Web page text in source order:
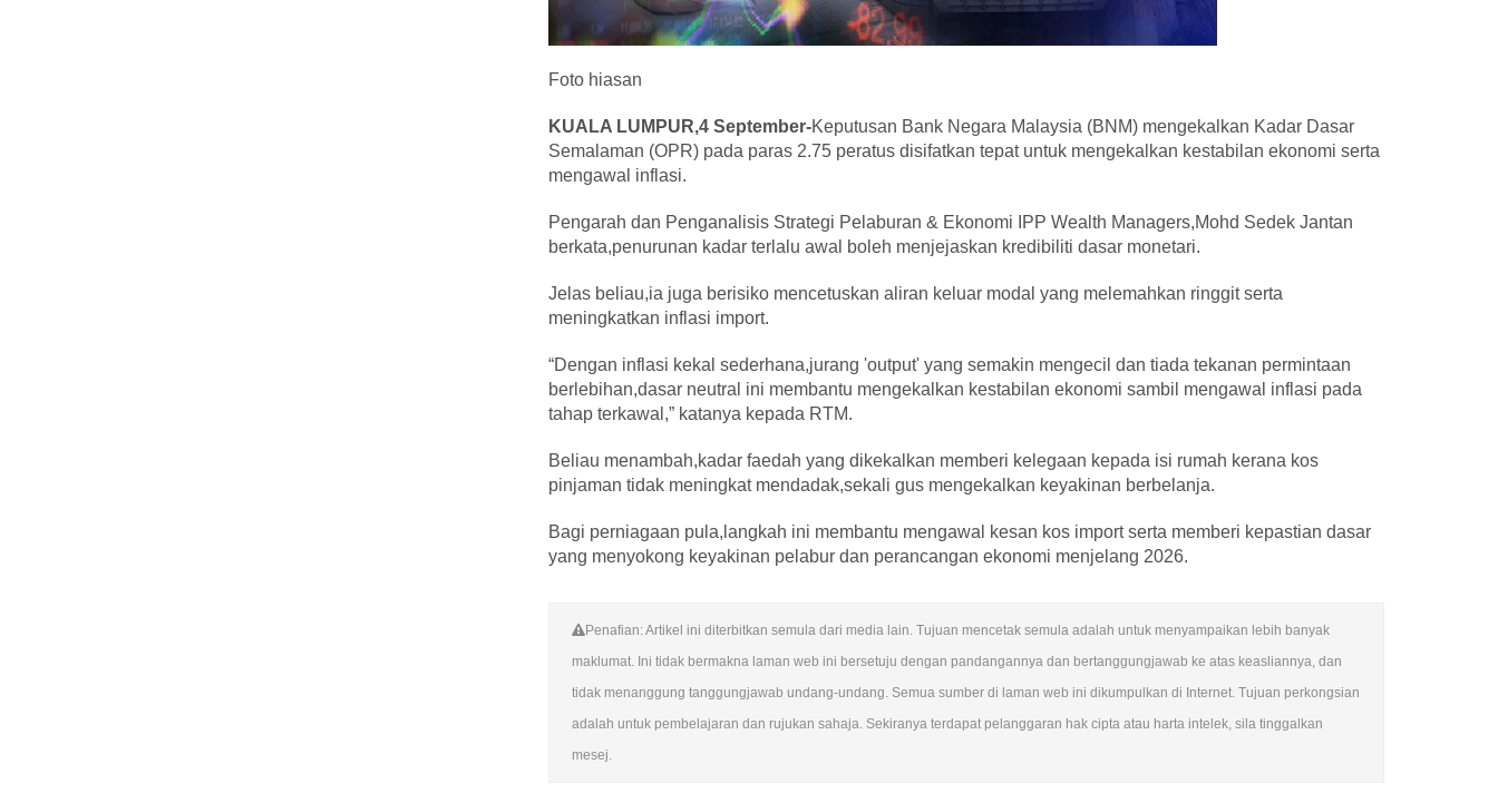
Foto hiasan
KUALA LUMPUR,4 September-Keputusan Bank Negara Malaysia (BNM) mengekalkan Kadar Dasar
Semalaman (OPR) pada paras 2.75 peratus disifatkan tepat untuk mengekalkan kestabilan ekonomi serta
mengawal inflasi.
Pengarah dan Penganalisis Strategi Pelaburan & Ekonomi IPP Wealth Managers,Mohd Sedek Jantan
berkata,penurunan kadar terlalu awal boleh menjejaskan kredibiliti dasar monetari.
Jelas beliau,ia juga berisiko mencetuskan aliran keluar modal yang melemahkan ringgit serta
meningkatkan inflasi import.
“Dengan inflasi kekal sederhana,jurang 'output' yang semakin mengecil dan tiada tekanan permintaan
berlebihan,dasar neutral ini membantu mengekalkan kestabilan ekonomi sambil mengawal inflasi pada
tahap terkawal,” katanya kepada RTM.
Beliau menambah,kadar faedah yang dikekalkan memberi kelegaan kepada isi rumah kerana kos
pinjaman tidak meningkat mendadak,sekali gus mengekalkan keyakinan berbelanja.
Bagi perniagaan pula,langkah ini membantu mengawal kesan kos import serta memberi kepastian dasar
yang menyokong keyakinan pelabur dan perancangan ekonomi menjelang 2026.
Penafian: Artikel ini diterbitkan semula dari media lain. Tujuan mencetak semula adalah untuk menyampaikan lebih banyak
maklumat. Ini tidak bermakna laman web ini bersetuju dengan pandangannya dan bertanggungjawab ke atas keasliannya, dan
tidak menanggung tanggungjawab undang-undang. Semua sumber di laman web ini dikumpulkan di Internet. Tujuan perkongsian
adalah untuk pembelajaran dan rujukan sahaja. Sekiranya terdapat pelanggaran hak cipta atau harta intelek, sila tinggalkan
mesej.